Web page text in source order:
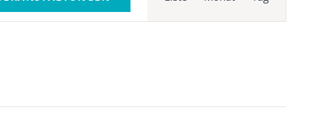
Navigation